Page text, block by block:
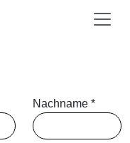
Nachname *